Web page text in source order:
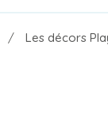
Les décors